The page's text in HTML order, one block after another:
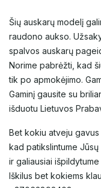
Šių auskarų modelį
raudono aukso.
spalvos auskarų
Norime pabrėžti, kad
tik po apmokėjimo.
Gaminį gausite su
išduotu Lietuvos
Bet kokiu atveju gavus
kad patikslintume
ir galiausiai
Iškilus bet kokiems